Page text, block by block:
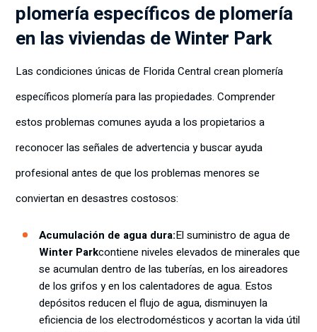
plomería específicos de plomería
en las viviendas de Winter Park
Las condiciones únicas de Florida Central crean plomería
específicos plomería para las propiedades. Comprender
estos problemas comunes ayuda a los propietarios a
reconocer las señales de advertencia y buscar ayuda
profesional antes de que los problemas menores se
conviertan en desastres costosos:
Acumulación de agua dura:El suministro de agua de
Winter Parkcontiene niveles elevados de minerales que
se acumulan dentro de las tuberías, en los aireadores
de los grifos y en los calentadores de agua. Estos
depósitos reducen el flujo de agua, disminuyen la
eficiencia de los electrodomésticos y acortan la vida útil